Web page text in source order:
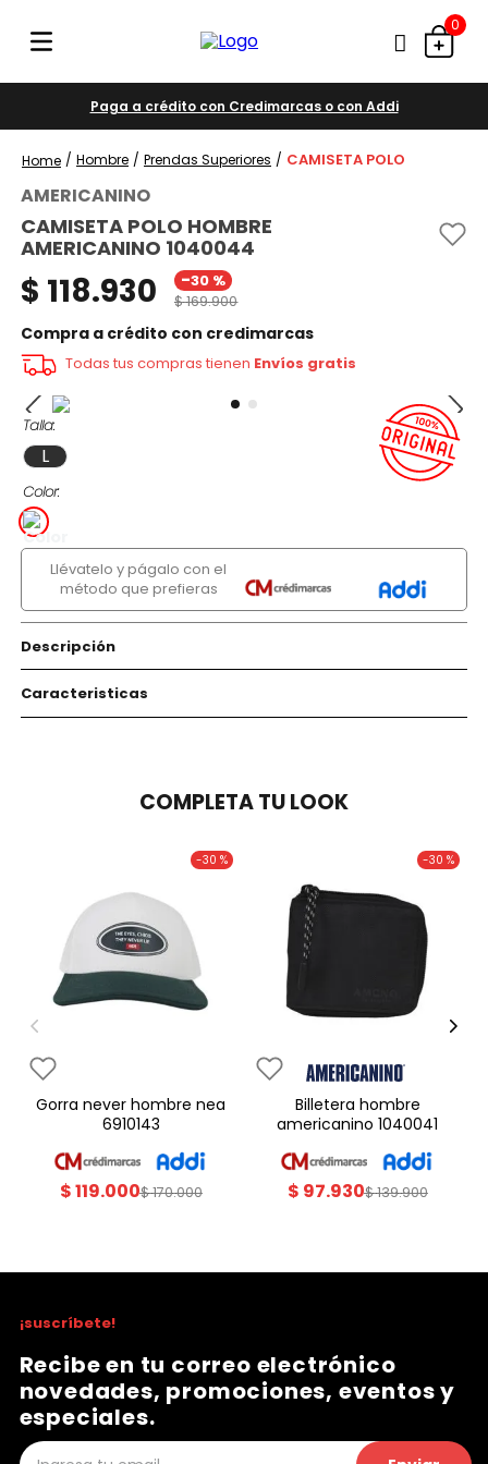
0
Paga a crédito con Credimarcas o con Addi
Hombre Prendas Superiores CAMISETA POLO
AMERICANINO
CAMISETA POLO HOMBRE
AMERICANINO 1040044
$ 118.930 -30 %
$169.900
Compra a crédito con credimarcas
Todas tus compras tienen Envíos gratis
Talla
L
Color
Llévatelo y págalo con el
método que prefieras
Descripción
Caracteristicas
COMPLETA TU LOOK
-30 %
gorra never hombre nea
6910143
$119.000$170.000
-30 %
billetera hombre
americanino 1040041
$ 97.930$139.900
¡suscríbete!
Recibe en tu correo electrónico
novedades, promociones, eventos y
especiales.